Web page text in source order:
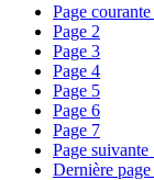
Page courante
Page 2
Page 3
Page 4
Page 5
Page 6
Page 7
Page suivante
Dernière page